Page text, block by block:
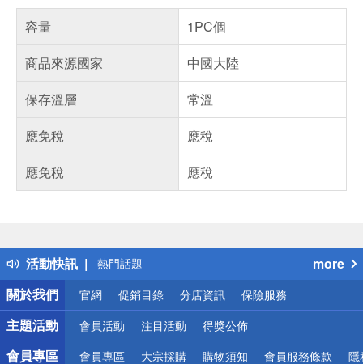
容量
1PC個
商品來源國家
中國大陸
保存溫層
常溫
應免稅
應稅
應免稅
應稅
活動快訊
得獎公告
熱門話題
銀行優惠
偏遠地區配送
詐騙網頁！請小心！
more
關於我們
官網 促銷目錄 分店資訊 保險服務
主題活動 會員活動 注目活動 得獎公佈
會員專區 會員專區 大宗採購 購物須知 會員服務條款 隱